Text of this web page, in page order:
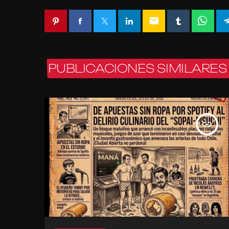
email
PUBLICACIONES SIMILARES
insert_link